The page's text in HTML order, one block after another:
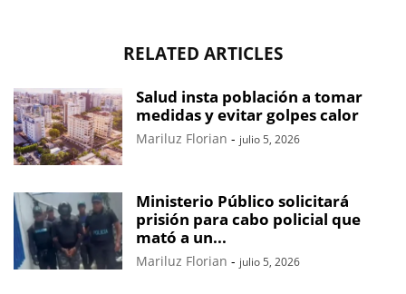
RELATED ARTICLES
Salud insta población a tomar
medidas y evitar golpes calor
Mariluz Florian - julio 5, 2026
Ministerio Público solicitará
prisión para cabo policial que
mató a un...
Mariluz Florian - julio 5, 2026